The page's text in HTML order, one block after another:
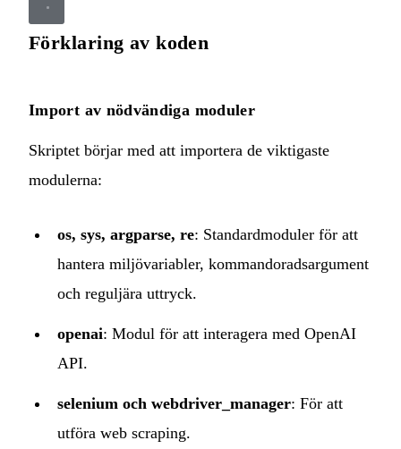
Förklaring av koden
Import av nödvändiga moduler
Skriptet börjar med att importera de viktigaste
modulerna:
os, sys, argparse, re: Standardmoduler för att
hantera miljövariabler, kommandoradsargument
och reguljära uttryck.
openai: Modul för att interagera med OpenAI
API.
selenium och webdriver_manager: För att
utföra web scraping.